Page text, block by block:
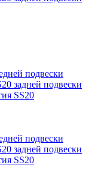
подвески
задней подвески
SS20
подвески
задней подвески
SS20